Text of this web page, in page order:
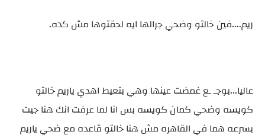
ريم....فين خالتو وضحي جرالها ايه لحقتوها مش كده.
عاليا...بوجـ ـع غمضت عينها وهي بتعيط اهدي ياريم خالتو
كويسه وضحي كمان كويسه بس انا لما عرفت انك هنا جيت
بسرعه هما في القاهره مش هنا خالتو قاعده مع ضحي ياريم